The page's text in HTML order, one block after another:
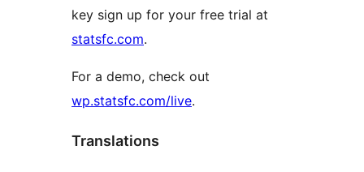
key sign up for your free trial at
statsfc.com.
For a demo, check out
wp.statsfc.com/live.
Translations